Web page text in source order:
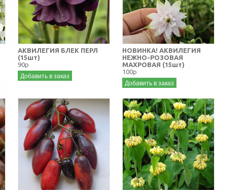
АКВИЛЕГИЯ БЛЕК ПЕРЛ
(15шт)
90р
Добавить в заказ
НОВИНКА! АКВИЛЕГИЯ
НЕЖНО-РОЗОВАЯ
МАХРОВАЯ (15шт)
100р
Добавить в заказ